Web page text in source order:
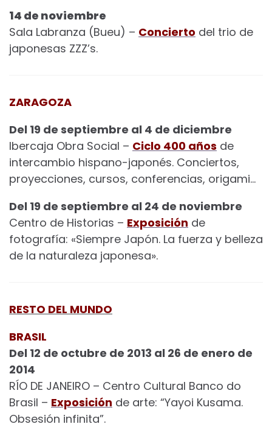
14 de noviembre
Sala Labranza (Bueu) – Concierto del trio de
japonesas ZZZ’s.
ZARAGOZA
Del 19 de septiembre al 4 de diciembre
Ibercaja Obra Social – Ciclo 400 años de
intercambio hispano-japonés. Conciertos,
proyecciones, cursos, conferencias, origami…
Del 19 de septiembre al 24 de noviembre
Centro de Historias – Exposición de
fotografía: «Siempre Japón. La fuerza y belleza
de la naturaleza japonesa».
RESTO DEL MUNDO
BRASIL
Del 12 de octubre de 2013 al 26 de enero de
2014
RÍO DE JANEIRO – Centro Cultural Banco do
Brasil – Exposición de arte: “Yayoi Kusama.
Obsesión infinita”.